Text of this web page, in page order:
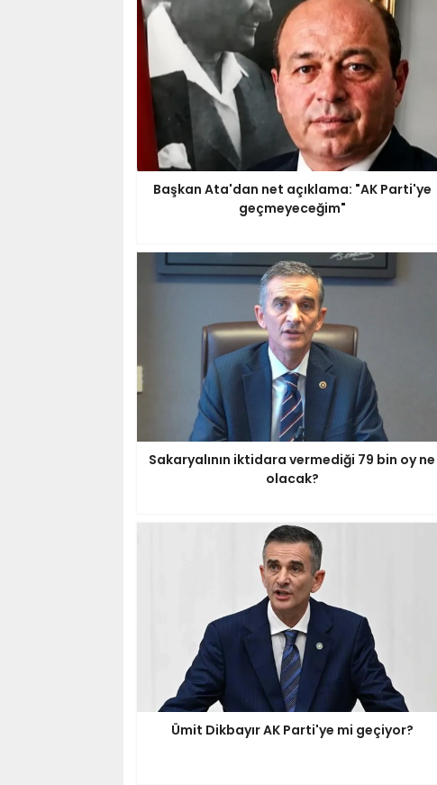
Başkan Ata'dan net açıklama: "AK Parti'ye
geçmeyeceğim"
Sakaryalının iktidara vermediği 79 bin oy ne
olacak?
Ümit Dikbayır AK Parti'ye mi geçiyor?